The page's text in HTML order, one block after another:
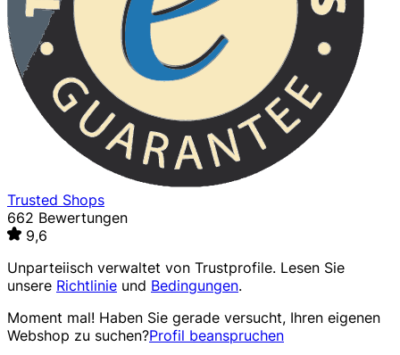
Trusted Shops
662 Bewertungen
9,6
Unparteiisch verwaltet von Trustprofile. Lesen Sie
unsere Richtlinie und Bedingungen.
Moment mal! Haben Sie gerade versucht, Ihren eigenen
Webshop zu suchen?Profil beanspruchen